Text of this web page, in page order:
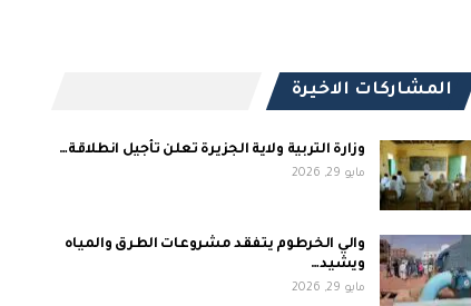
المشاركات الاخيرة
وزارة التربية ولاية الجزيرة تعلن تأجيل انطلاقة…
مايو 29, 2026
والي الخرطوم يتفقد مشروعات الطرق والمياه
ويشيد…
مايو 29, 2026